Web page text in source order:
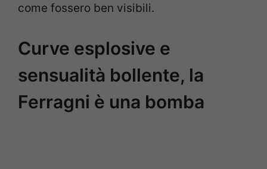
come fossero ben visibili.
Curve esplosive e
sensualità bollente, la
Ferragni è una bomba